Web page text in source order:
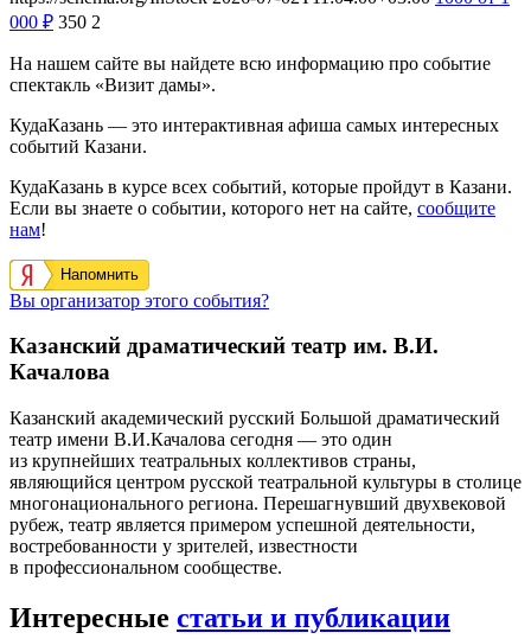
000 ₽ 350 2
На нашем сайте вы найдете всю информацию про событие
спектакль «Визит дамы».
КудаКазань — это интерактивная афиша самых интересных
событий Казани.
КудаКазань в курсе всех событий, которые пройдут в Казани.
Если вы знаете о событии, которого нет на сайте, сообщите
нам!
Напомнить
Вы организатор этого события?
Казанский драматический театр им. В.И.
Качалова
Казанский академический русский Большой драматический
театр имени В.И.Качалова сегодня — это один
из крупнейших театральных коллективов страны,
являющийся центром русской театральной культуры в столице
многонационального региона. Перешагнувший двухвековой
рубеж, театр является примером успешной деятельности,
востребованности у зрителей, известности
в профессиональном сообществе.
Интересные статьи и публикации